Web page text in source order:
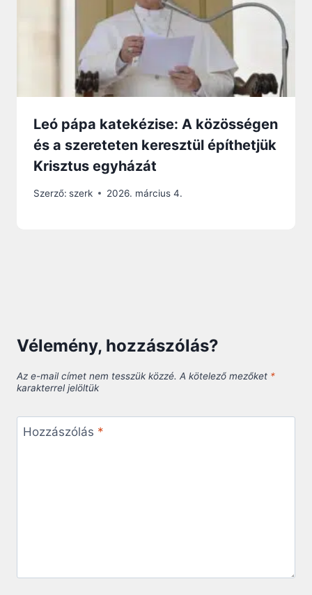
Leó pápa katekézise: A közösségen
és a szereteten keresztül építhetjük
Krisztus egyházát
Szerző: szerk 2026. március 4.
Vélemény, hozzászólás?
Az e-mail címet nem tesszük közzé. A kötelező mezőket *
karakterrel jelöltük
Hozzászólás *